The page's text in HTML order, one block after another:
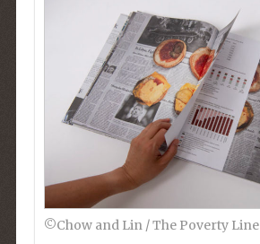
©︎Chow and Lin / The Poverty Line